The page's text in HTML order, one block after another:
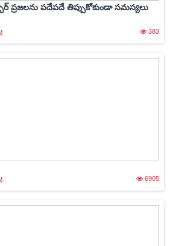
ప్రజలను పదేపదే తిప్పుకోకుండా సమస్యలు
383
6905